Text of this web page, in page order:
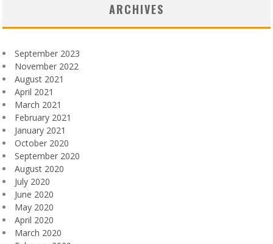
ARCHIVES
September 2023
November 2022
August 2021
April 2021
March 2021
February 2021
January 2021
October 2020
September 2020
August 2020
July 2020
June 2020
May 2020
April 2020
March 2020